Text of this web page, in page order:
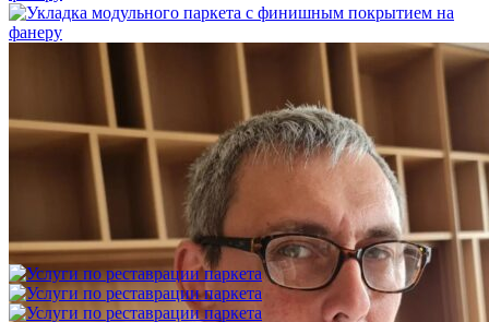
Укладка модульного паркета с финишным покрытием на
3 600 ₽